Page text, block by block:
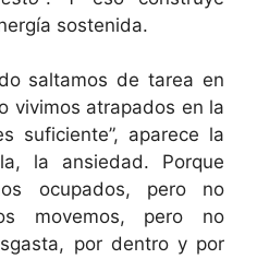
sostenida.
saltamos de tarea en
vivimos atrapados en la
suficiente”, aparece la
la ansiedad. Porque
ocupados, pero no
movemos, pero no
por dentro y por